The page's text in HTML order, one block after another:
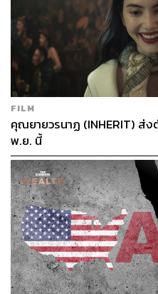
FILM
คุณยายวรนาฏ (INHERIT) ส่ง
พ.ย. นี้